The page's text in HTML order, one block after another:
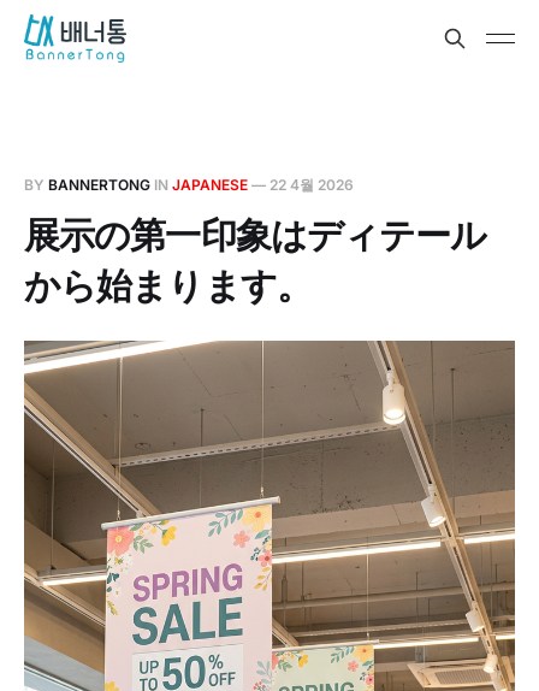
BY BANNERTONG IN JAPANESE — 22 4월 2026
展示の第一印象はディテール
から始まります。